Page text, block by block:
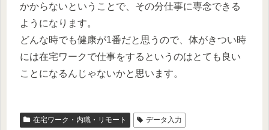
かからないということで、その分仕事に専念できる
ようになります。
どんな時でも健康が1番だと思うので、体がきつい時
には在宅ワークで仕事をするというのはとても良い
ことになるんじゃないかと思います。
在宅ワーク・内職・リモート データ入力